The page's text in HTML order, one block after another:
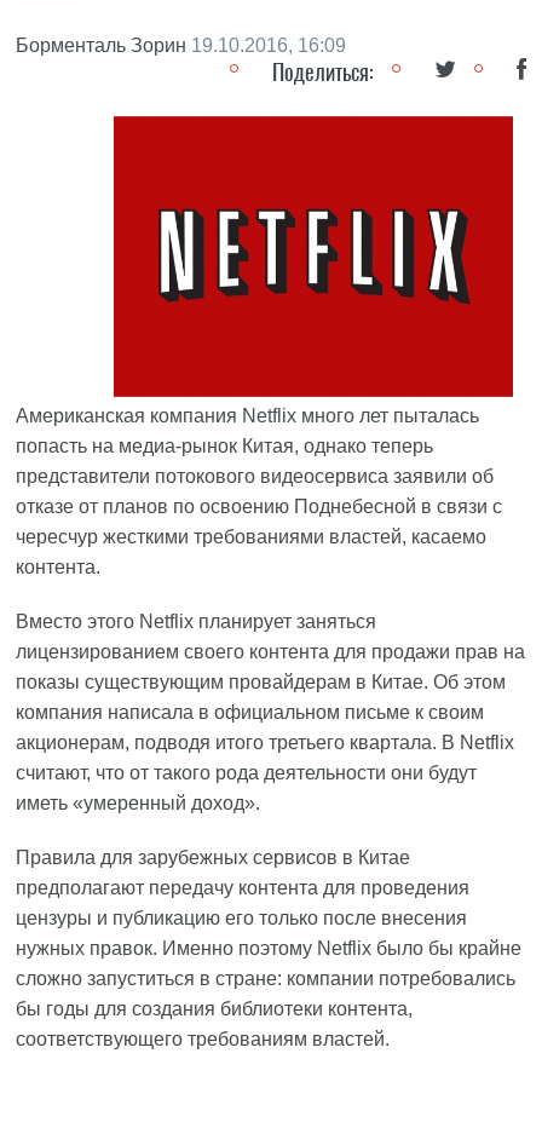
Борменталь Зорин 19.10.2016, 16:09
Поделиться:
Американская компания Netflix много лет пыталась
попасть на медиа-рынок Китая, однако теперь
представители потокового видеосервиса заявили об
отказе от планов по освоению Поднебесной в связи с
чересчур жесткими требованиями властей, касаемо
контента.
Вместо этого Netflix планирует заняться
лицензированием своего контента для продажи прав на
показы существующим провайдерам в Китае. Об этом
компания написала в официальном письме к своим
акционерам, подводя итого третьего квартала. В Netflix
считают, что от такого рода деятельности они будут
иметь «умеренный доход».
Правила для зарубежных сервисов в Китае
предполагают передачу контента для проведения
цензуры и публикацию его только после внесения
нужных правок. Именно поэтому Netflix было бы крайне
сложно запуститься в стране: компании потребовались
бы годы для создания библиотеки контента,
соответствующего требованиям властей.